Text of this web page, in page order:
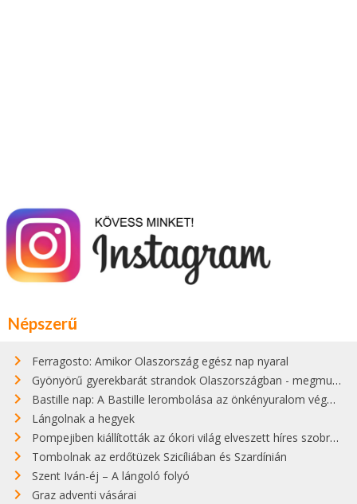
Népszerű
Ferragosto: Amikor Olaszország egész nap nyaral
Gyönyörű gyerekbarát strandok Olaszországban - megmutatjuk a 15 legjobbat
Bastille nap: A Bastille lerombolása az önkényuralom végét jelentette
Lángolnak a hegyek
Pompejiben kiállították az ókori világ elveszett híres szobrának másolatát
Tombolnak az erdőtüzek Szicíliában és Szardínián
Szent Iván-éj – A lángoló folyó
Graz adventi vásárai